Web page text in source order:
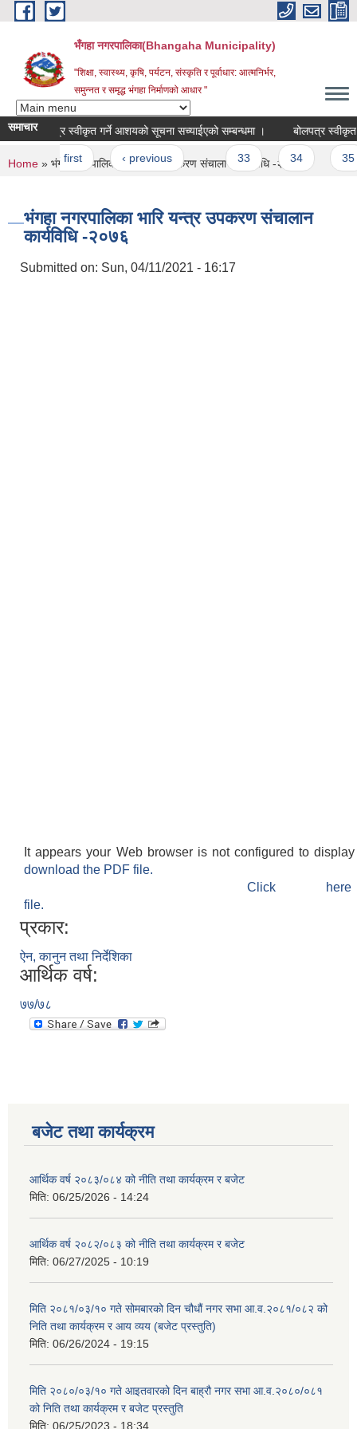
Skip to main content
भँगहा नगरपालिका(Bhangaha Municipality)
"शिक्षा, स्वास्थ्य, कृषि, पर्यटन, संस्कृति र पूर्वाधार: आत्मनिर्भर,
समुन्नत र समृद्ध भंगहा निर्माणको आधार "
समाचार
बोलपत्र स्वीकृत गर्ने आशयको सूचना सच्याईएको सम्बन्धमा । बोलपत्र स्वीकृत
Pages
« first ‹ previous … 33
You are here
Home » भंगहा नगरपालिका भारि यन्त्र उपकरण संचालान कार्यविधि -२०७६
भंगहा नगरपालिका भारि यन्त्र उपकरण संचालान
कार्यविधि -२०७६
Submitted on: Sun, 04/11/2021 - 16:17
It appears your Web browser is not configured to
download the PDF file.
Click
file.
प्रकार:
ऐन, कानुन तथा निर्देशिका
आर्थिक वर्ष:
७७/७८
बजेट तथा कार्यक्रम
आर्थिक वर्ष २०८३/०८४ को नीति तथा कार्यक्रम र बजेट
मिति: 06/25/2026 - 14:24
आर्थिक वर्ष २०८२/०८३ को नीति तथा कार्यक्रम र बजेट
मिति: 06/27/2025 - 10:19
मिति २०८१/०३/१० गते सोमबारको दिन चौधौं नगर सभा आ.व.२०८१/०८२ को
निति तथा कार्यक्रम र आय व्यय (बजेट प्रस्तुति)
मिति: 06/26/2024 - 19:15
मिति २०८०/०३/१० गते आइतवारको दिन बाह्रौ नगर सभा आ.व.२०८०/०८१
को निति तथा कार्यक्रम र बजेट प्रस्तुति
मिति: 06/25/2023 - 18:34